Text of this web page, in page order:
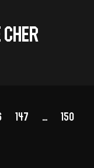
cher
147 … 150